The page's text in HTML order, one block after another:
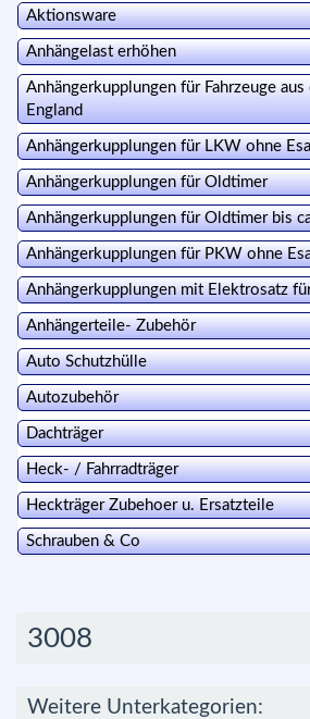
Aktionsware
Anhängelast erhöhen
Anhängerkupplungen für Fahrzeuge aus
England
Anhängerkupplungen für LKW ohne
Anhängerkupplungen für Oldtimer
Anhängerkupplungen für Oldtimer bis
Anhängerkupplungen für PKW ohne
Anhängerkupplungen mit Elektrosatz
Anhängerteile- Zubehör
Auto Schutzhülle
Autozubehör
Dachträger
Heck- / Fahrradträger
Heckträger Zubehoer u. Ersatzteile
Schrauben & Co
3008
Weitere Unterkategorien: